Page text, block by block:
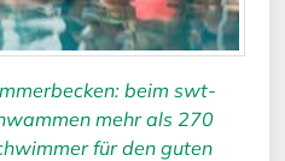
beim swt-
mehr als 270
für den guten